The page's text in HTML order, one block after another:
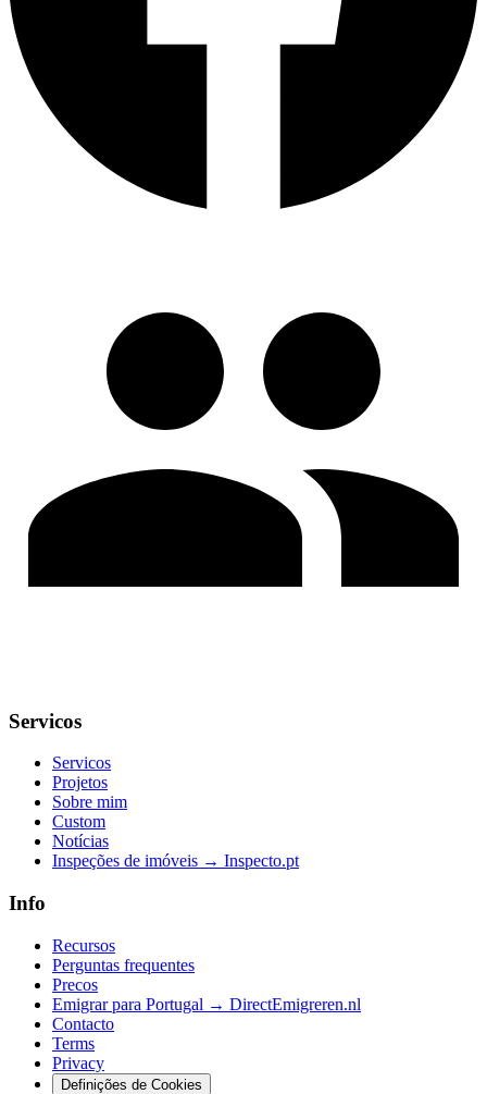
Servicos
Servicos
Projetos
Sobre mim
Custom
Notícias
Inspeções de imóveis → Inspecto.pt
Info
Recursos
Perguntas frequentes
Precos
Emigrar para Portugal → DirectEmigreren.nl
Contacto
Terms
Privacy
Definições de Cookies